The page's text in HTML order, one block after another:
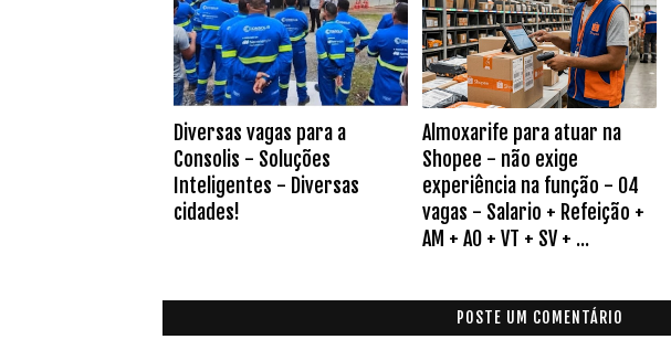
Diversas vagas para a
Consolis - Soluções
Inteligentes - Diversas
cidades!
Almoxarife para atuar na
Shopee - não exige
experiência na função - 04
vagas - Salario + Refeição +
AM + AO + VT + SV + ...
POSTE UM COMENTÁRIO